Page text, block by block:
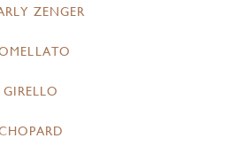
ZENGER
GIRELLO